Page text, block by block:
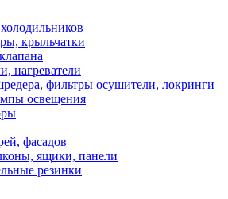
крыльчатки
нагреватели
фильтры осушители, локринги
освещения
фасадов
ящики, панели
резинки